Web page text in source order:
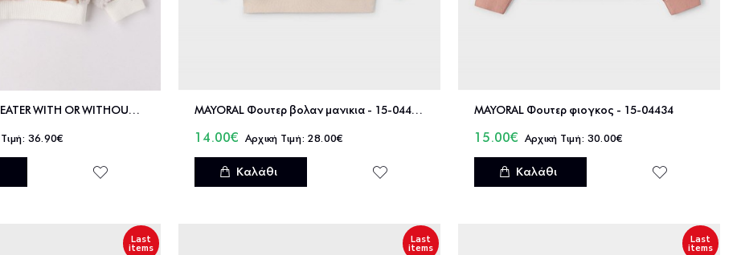
IDO CLOSED SWEATER WITH OR WITHOUT HOOD - 4.F736/00
36.90€
MAYORAL Φουτερ βολαν μανικια - 15-04433
14.00€ 28.00€
Καλάθι
MAYORAL Φουτερ φιογκος - 15-04434
15.00€ 30.00€
Καλάθι
Last
items
Last
items
Last
items